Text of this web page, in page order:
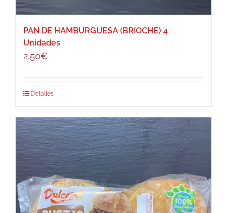
PAN DE HAMBURGUESA (BRIOCHE) 4
Unidades
2,50€
Detalles